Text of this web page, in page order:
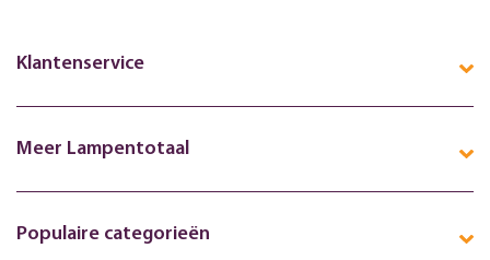
Klantenservice
Meer Lampentotaal
Populaire categorieën